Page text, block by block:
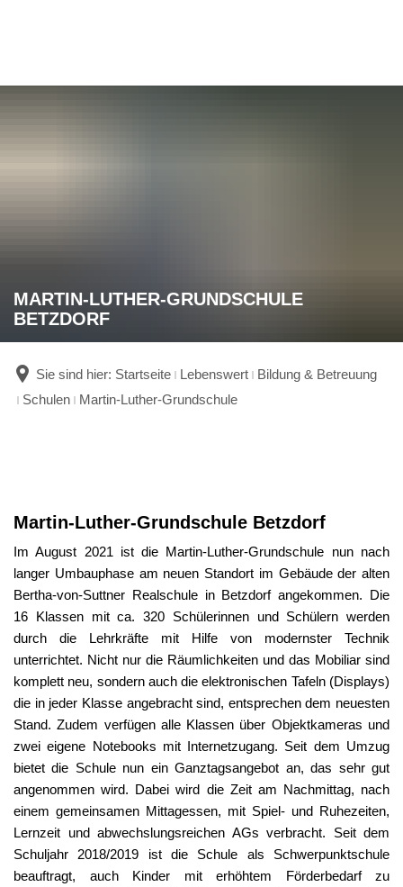
MARTIN-LUTHER-GRUNDSCHULE
BETZDORF
Sie sind hier: Startseite Lebenswert
Bildung & Betreuung
Schulen
Martin-Luther-Grundschule
Luther-
Grundschule
Martin-Luther-Grundschule Betzdorf
Im August 2021 ist die Martin-Luther-Grundschule nun nach
langer Umbauphase am neuen Standort im Gebäude der alten
Bertha-von-Suttner Realschule in Betzdorf angekommen. Die
16 Klassen mit ca. 320 Schülerinnen und Schülern werden
durch die Lehrkräfte mit Hilfe von modernster Technik
unterrichtet. Nicht nur die Räumlichkeiten und das Mobiliar sind
komplett neu, sondern auch die elektronischen Tafeln (Displays)
die in jeder Klasse angebracht sind, entsprechen dem neuesten
Stand. Zudem verfügen alle Klassen über Objektkameras und
zwei eigene Notebooks mit Internetzugang. Seit dem Umzug
bietet die Schule nun ein Ganztagsangebot an, das sehr gut
angenommen wird. Dabei wird die Zeit am Nachmittag, nach
einem gemeinsamen Mittagessen, mit Spiel- und Ruhezeiten,
Lernzeit und abwechslungsreichen AGs verbracht. Seit dem
Schuljahr 2018/2019 ist die Schule als Schwerpunktschule
beauftragt, auch Kinder mit erhöhtem Förderbedarf zu